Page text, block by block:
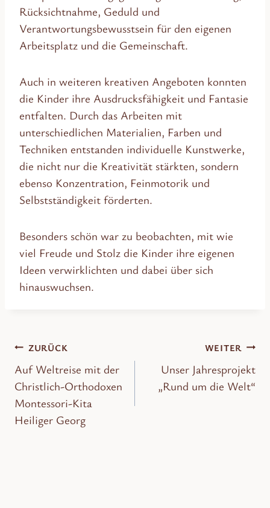
Rücksichtnahme, Geduld und
Verantwortungsbewusstsein für den eigenen
Arbeitsplatz und die Gemeinschaft.
Auch in weiteren kreativen Angeboten konnten
die Kinder ihre Ausdrucksfähigkeit und Fantasie
entfalten. Durch das Arbeiten mit
unterschiedlichen Materialien, Farben und
Techniken entstanden individuelle Kunstwerke,
die nicht nur die Kreativität stärkten, sondern
ebenso Konzentration, Feinmotorik und
Selbstständigkeit förderten.
Besonders schön war zu beobachten, mit wie
viel Freude und Stolz die Kinder ihre eigenen
Ideen verwirklichten und dabei über sich
hinauswuchsen.
Beitragsnavigation
ZURÜCK
Auf Weltreise mit der
Christlich-Orthodoxen
Montessori-Kita
Heiliger Georg
WEITER
Unser Jahresprojekt
„Rund um die Welt“